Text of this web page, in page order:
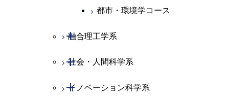
物質・情報卓越コース
物質・情報卓越コース
都市・環境学コース
融合理工学系
開閉
地球環境共創コース
エネルギーコース
社会・人間科学系
開閉
社会・人間科学コース
イノベーション科学系
開閉